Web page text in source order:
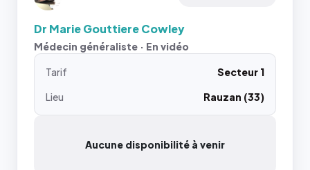
Dr Marie Gouttiere Cowley
Médecin généraliste · En vidéo
Tarif
Secteur 1
Lieu
Rauzan (33)
Aucune disponibilité à venir